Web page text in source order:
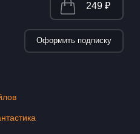
249 ₽
Оформить подписку